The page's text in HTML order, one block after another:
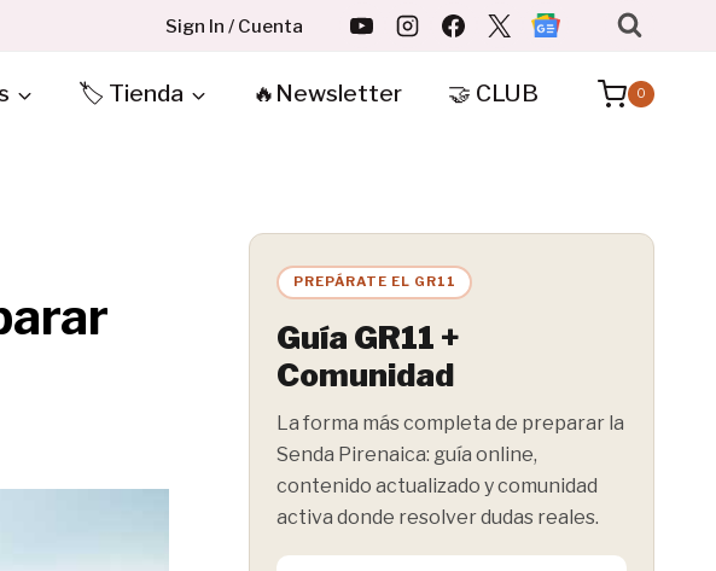
Sign In / Cuenta
🏷️ Tienda 🔥Newsletter 🤝 CLUB 0
PREPÁRATE EL GR11
Guía GR11 +
Comunidad
La forma más completa de preparar la
Senda Pirenaica: guía online,
contenido actualizado y comunidad
activa donde resolver dudas reales.